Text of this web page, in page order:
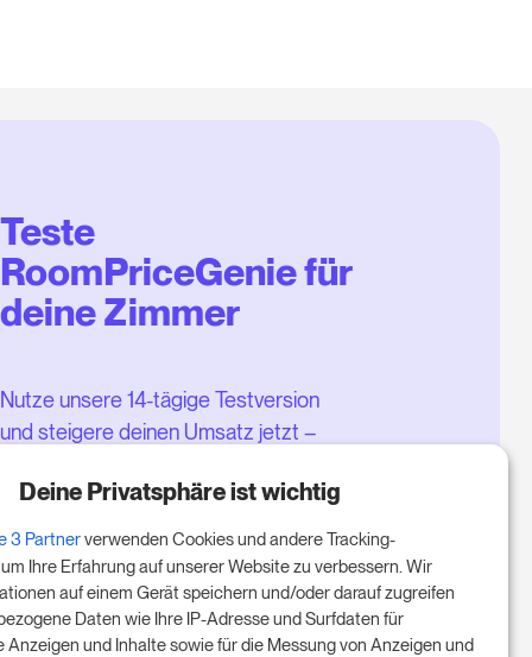
Teste
RoomPriceGenie für
deine Zimmer
Nutze unsere 14-tägige Testversion
und steigere deinen Umsatz jetzt –
Buche einen Termin, um deine
kostenlose 14-tägige Testphase
zu starten.
Deine Privatsphäre ist wichtig
3 Partnerverwenden Cookies und andere Tracking-
Ihre Erfahrung auf unserer Website zu verbessern. Wir
auf einem Gerät speichern und/oder darauf zugreifen
Daten wie Ihre IP-Adresse und Surfdaten für
Anzeigen und Inhalte sowie für die Messung von Anzeigen und